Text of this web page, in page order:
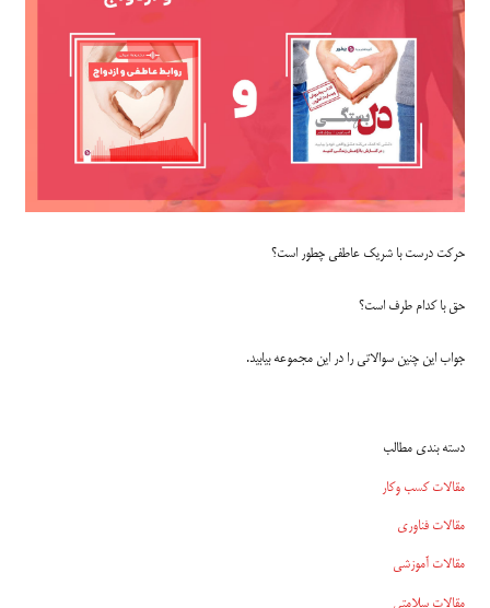
حرکت درست با شریک عاطفی چطور است؟
حق با کدام طرف است؟
جواب این چنین سوالاتی را در این مجموعه بیابید.
دسته بندی مطالب
مقالات کسب وکار
مقالات فناوری
مقالات آموزشی
مقالات سلامتی